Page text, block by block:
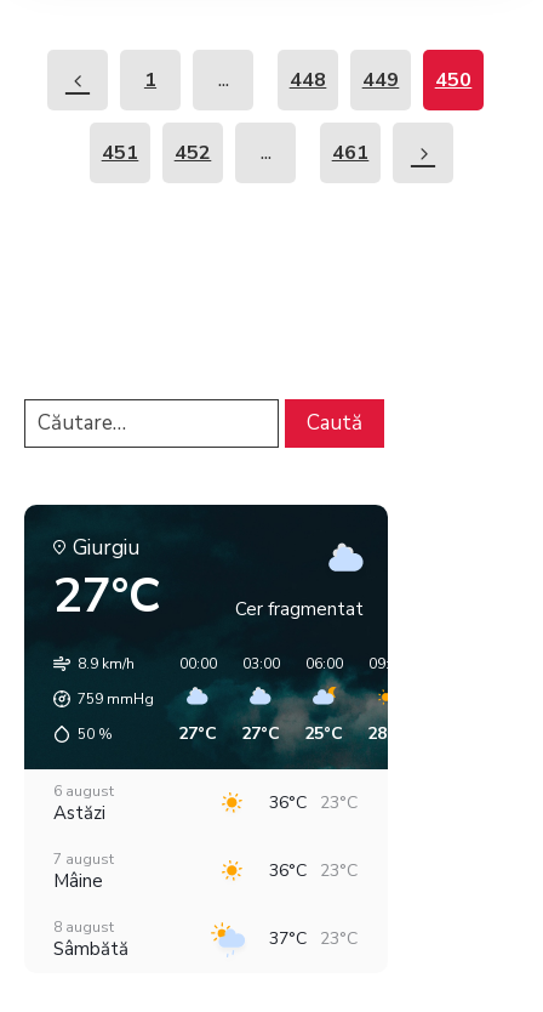
1 ... 448 449 450
451 452 ... 461
Giurgiu
27°C Cer fragmentat
8.9 km/h
759 mmHg
50 %
00:00
27°C
03:00
27°C
06:00
25°C
09:00
28°C
6 august
Astăzi 36°C 23°C
7 august
Mâine 36°C 23°C
8 august
Sâmbătă 37°C 23°C